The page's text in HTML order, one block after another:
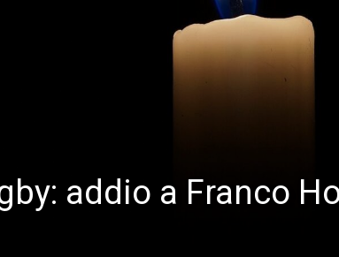
addio a Franco